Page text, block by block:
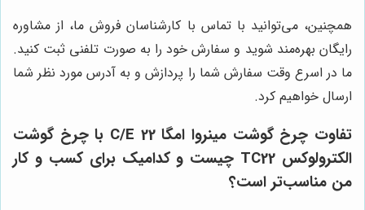
همچنین، می‌توانید با تماس با کارشناسان فروش ما، از مشاوره
رایگان بهره‌مند شوید و سفارش خود را به صورت تلفنی ثبت کنید.
ما در اسرع وقت سفارش شما را پردازش و به آدرس مورد نظر شما
ارسال خواهیم کرد.
تفاوت چرخ گوشت مینروا امگا C/E 22 با چرخ گوشت
الکترولوکس TC22 چیست و کدامیک برای کسب و کار
من مناسب‌تر است؟